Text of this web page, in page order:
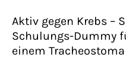
Aktiv gegen Krebs –
Schulungs-Dummy
einem Tracheostoma